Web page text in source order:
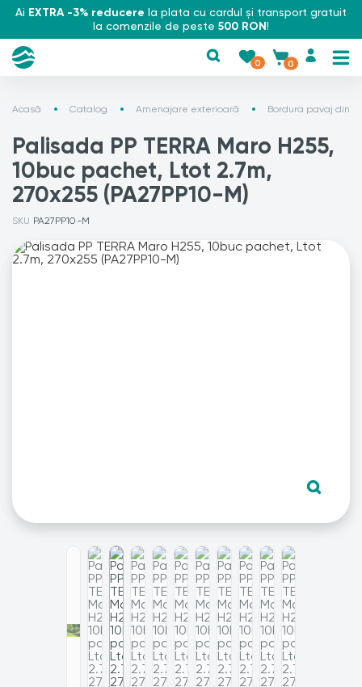
Ai EXTRA -3% reducere la plata cu cardul și transport gratuit
la comenzile de peste 500 RON!
0 0
Acasă Catalog Amenajare exterioară Bordura pavaj din
Palisada PP TERRA Maro H255,
10buc pachet, Ltot 2.7m,
270x255 (PA27PP10-M)
SKU PA27PP10-M